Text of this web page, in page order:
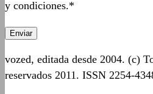
y condiciones.*
vozed, editada desde 2004. (c)
reservados 2011. ISSN 2254-